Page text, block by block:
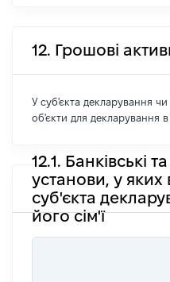
12. Грошові
У суб'єкта декларування чи
об'єкти для декларування в
12.1. Банківські
установи, у яких
суб'єкта
його сім'ї